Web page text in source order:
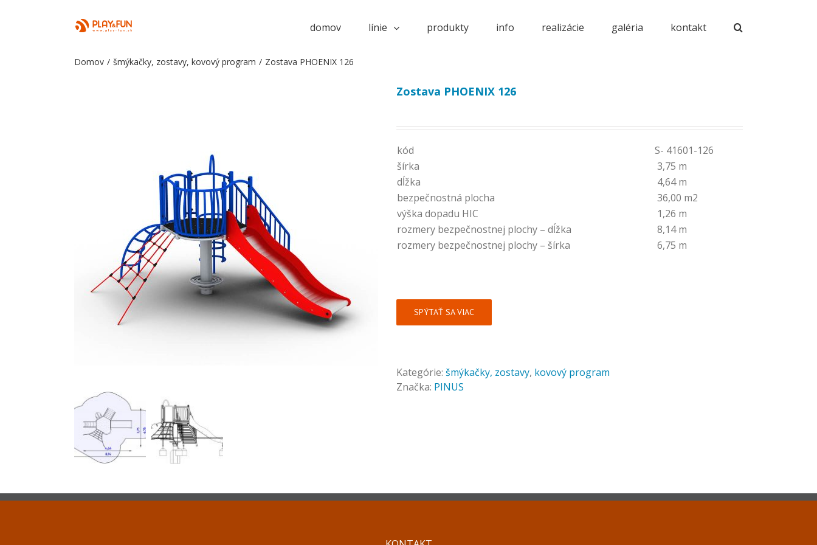
domov línie produkty info realizácie galéria kontakt
Domov / šmýkačky, zostavy, kovový program / Zostava PHOENIX 126
Zostava PHOENIX 126
kód
S- 41601-126
šírka
3,75 m
dĺžka
4,64 m
bezpečnostná plocha
36,00 m2
výška dopadu HIC
1,26 m
rozmery bezpečnostnej plochy – dĺžka
8,14 m
rozmery bezpečnostnej plochy – šírka
6,75 m
SPÝTAŤ SA VIAC
Kategórie: šmýkačky, zostavy, kovový program
Značka: PINUS